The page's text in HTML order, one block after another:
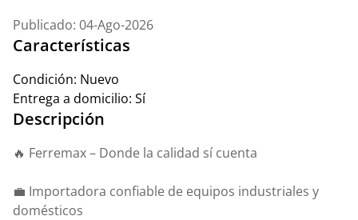
Publicado: 04-Ago-2026
Características
Condición: Nuevo
Entrega a domicilio: Sí
Descripción
🔥 Ferremax – Donde la calidad sí cuenta
💼 Importadora confiable de equipos industriales y
domésticos